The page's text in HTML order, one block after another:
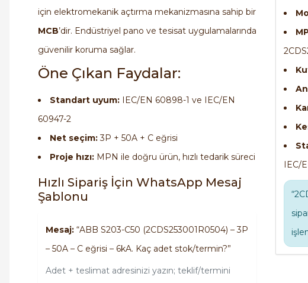
için elektromekanik açtırma mekanizmasına sahip bir
MCB’dir. Endüstriyel pano ve tesisat uygulamalarında
güvenilir koruma sağlar.
Öne Çıkan Faydalar:
Standart uyum: IEC/EN 60898-1 ve IEC/EN
60947-2
Net seçim:3P + 50A + C eğrisi
Proje hızı: MPN ile doğru ürün, hızlı tedarik süreci
Hızlı Sipariş İçin WhatsApp Mesaj
Şablonu
Mesaj:“ABB S203-C50 (2CDS253001R0504) – 3P
– 50A – C eğrisi – 6kA. Kaç adet stok/termin?”
Adet + teslimat adresinizi yazın; teklif/termini
IEC/